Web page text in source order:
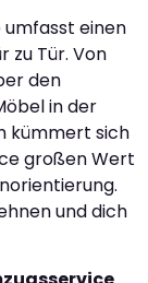
umfasst einen
zu Tür. Von
den
in der
kümmert sich
großen Wert
und dich